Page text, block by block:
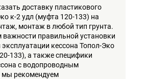
доставку пластикового
к-2 удл (муфта 120-133) на
монтаж в любой тип грунта.
важности правильной установки
кессона Топол-Эко
133), а также специфики
с водопроводным
мы рекомендуем